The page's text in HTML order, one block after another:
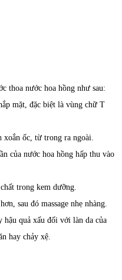
thoa nước hoa hồng như sau:
mặt, đặc biệt là vùng chữ T
xoắn ốc, từ trong ra ngoài.
của nước hoa hồng hấp thu vào
trong kem dưỡng.
sau đó massage nhẹ nhàng.
hậu quả xấu đối với làn da của
hay chảy xệ.